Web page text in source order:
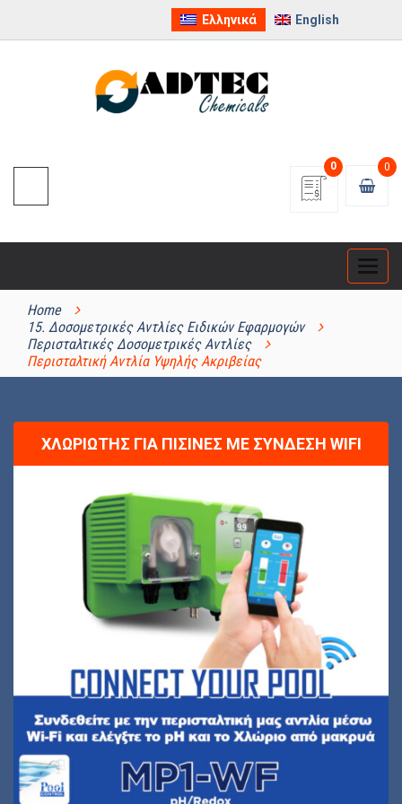
Ελληνικά English
0
0
Home
15. Δοσομετρικές Αντλίες Ειδικών Εφαρμογών
Περισταλτικές Δοσομετρικές Αντλίες
Περισταλτική Αντλία Υψηλής Ακριβείας
ΧΛΩΡΙΩΤΉΣ ΓΙΑ ΠΙΣΊΝΕΣ ΜΕ ΣΎΝΔΕΣΗ WIFI